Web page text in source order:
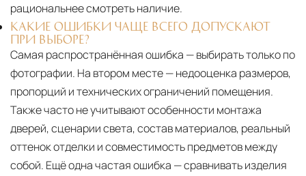
рациональнее смотреть наличие.
КАКИЕ ОШИБКИ ЧАЩЕ ВСЕГО ДОПУСКАЮТ
ПРИ ВЫБОРЕ?
Самая распространённая ошибка — выбирать только по
фотографии. На втором месте — недооценка размеров,
пропорций и технических ограничений помещения.
Также часто не учитывают особенности монтажа
дверей, сценарии света, состав материалов, реальный
оттенок отделки и совместимость предметов между
собой. Ещё одна частая ошибка — сравнивать изделия